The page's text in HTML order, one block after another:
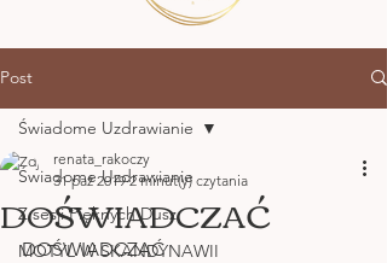
Post
Świadome Uzdrawianie
Z sesji Pięknych Dusz
MOTYL W SKANDYNAWII
Świadome Uzdrawianie
DOŚWIADCZAĆ
renata_rakoczy
31 paź 2019 2 minut(y) czytania
DOŚWIADCZAĆ